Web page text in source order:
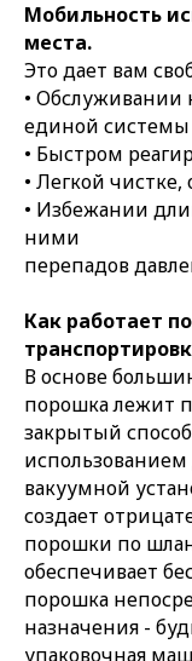
Мобильность
места.
Это дает вам
• Обслуживании
единой системы
• Быстром
• Легкой
• Избежании
ними
перепадов
Как работает
В основе
порошка лежит
закрытый
использованием
вакуумной
создает
порошки по
обеспечивает
порошка
назначения -
упаковочная